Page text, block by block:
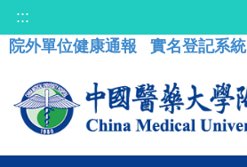
:::
院外單位健康通報
實名登記系統